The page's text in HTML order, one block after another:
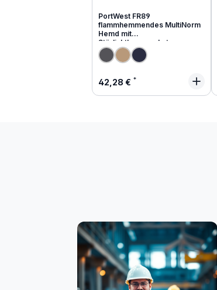
PortWest FR89
flammhemmendes MultiNorm
Hemd mit
Störlichtbogenschutz
Regulärer Preis:
42,28 €